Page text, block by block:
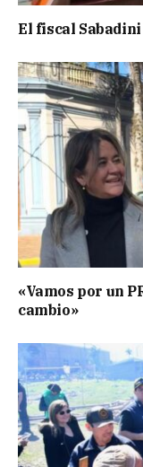
El fiscal
«Vamos por un
cambio»